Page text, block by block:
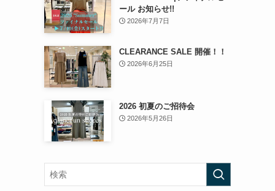
ール お知らせ!!
2026年7月7日
CLEARANCE SALE 開催！！
2026年6月25日
2026 初夏のご招待会
2026年5月26日